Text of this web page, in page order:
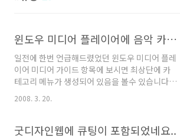
윈도우 미디어 플레이어에 음악 카테고리가 생성되었습니다.
일전에 한번 언급해드렸었던 윈도우 미디어 플레
이어 미디어 가이드 항목에 보시면 최상단에 카
테고리 메뉴가 생성되어 있음을 볼수 있습니다.
홈 | 음악 | 영화 | 게임 음악과 게임부분에 컨텐츠
를 제공하게 되었습니다. 음악 카테고리를 통해
었습니다. 많은 이용바랍니다. ^^ 2008/02/15 -
2008. 3. 20.
굿디자인웹에 큐팅이 포함되었네요..